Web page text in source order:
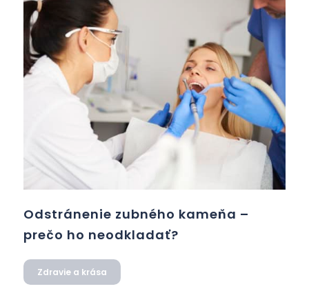
Odstránenie zubného kameňa –
prečo ho neodkladať?
Zdravie a krása